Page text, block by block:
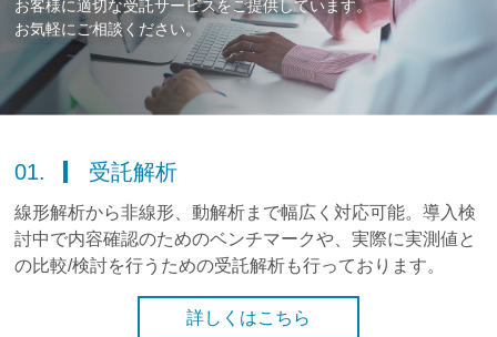
お客様に適切な受託サービスをご提供しています。
お気軽にご相談ください。
01. 受託解析
線形解析から非線形、動解析まで幅広く対応可能。導入検
討中で内容確認のためのベンチマークや、実際に実測値と
の比較/検討を行うための受託解析も行っております。
詳しくはこちら